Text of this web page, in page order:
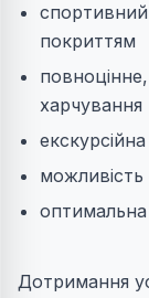
покриттям
харчування
можливість
оптимальна
Дотримання